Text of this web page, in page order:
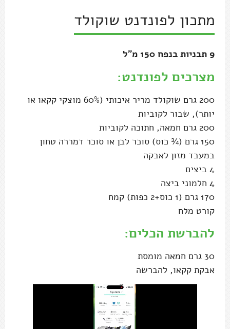
מתכון לפונדנט שוקולד
9 תבניות בנפח 150 מ"ל
מצרכים לפונדנט:
200 גרם שוקולד מריר איכותי (60% מוצקי קקאו או
יותר), שבור לקוביות
200 גרם חמאה, חתוכה לקוביות
150 גרם (¾ כוס) סוכר לבן או סוכר דמררה טחון
במעבד מזון לאבקה
4 ביצים
4 חלמוני ביצה
170 גרם (1 כוס+2 כפות) קמח
קורט מלח
להברשת הכלים:
30 גרם חמאה מומסת
אבקת קקאו, להברשה